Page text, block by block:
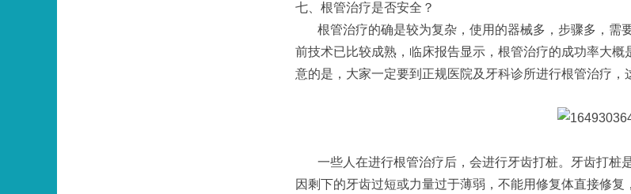
七、根管治疗是否安全？
根管治疗的确是较为复杂，使用的器械多，步骤多，需
前技术已比较成熟，临床报告显示，根管治疗的成功率大
意的是，大家一定要到正规医院及牙科诊所进行根管治疗，
一些人在进行根管治疗后，会进行牙齿打桩。牙齿打桩
因剩下的牙齿过短或力量过于薄弱，不能用修复体直接修